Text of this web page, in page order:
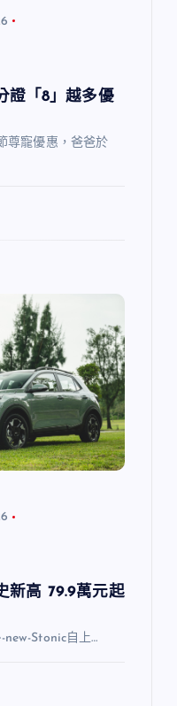
證「8」越多優
寵優惠，爸爸於
新高 79.9萬元起
new-Stonic自上…